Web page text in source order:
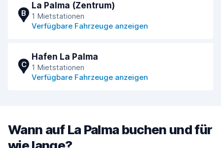
B
La Palma (Zentrum)
1 Mietstationen
Verfügbare Fahrzeuge anzeigen
C
Hafen La Palma
1 Mietstationen
Verfügbare Fahrzeuge anzeigen
Wann auf La Palma buchen und für